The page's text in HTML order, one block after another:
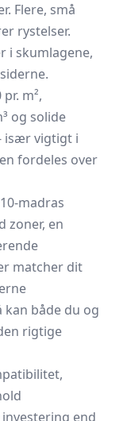
Flere, små
rystelser.
i skumlagene,
m²,
og solide
især vigtigt i
fordeles over
madras
zoner, en
matcher dit
både du og
rigtige
end